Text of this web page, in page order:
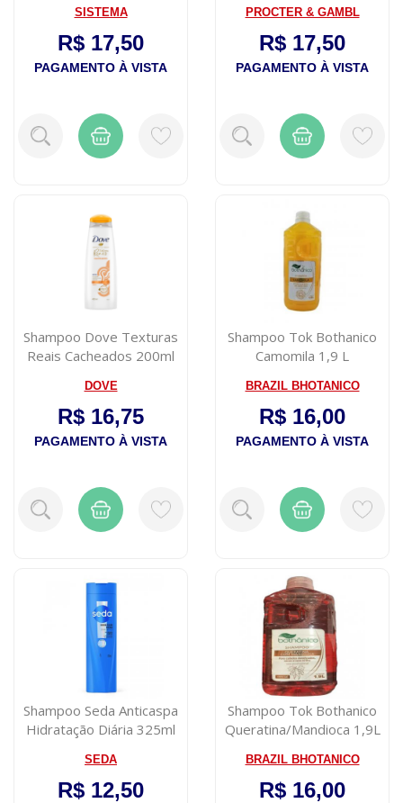
SISTEMA
R$ 17,50
PAGAMENTO À VISTA
PROCTER & GAMBL
R$ 17,50
PAGAMENTO À VISTA
Shampoo Dove Texturas
Reais Cacheados 200ml
DOVE
R$ 16,75
PAGAMENTO À VISTA
Shampoo Tok Bothanico
Camomila 1,9 L
BRAZIL BHOTANICO
R$ 16,00
PAGAMENTO À VISTA
Shampoo Seda Anticaspa
Hidratação Diária 325ml
SEDA
R$ 12,50
Shampoo Tok Bothanico
Queratina/Mandioca 1,9L
BRAZIL BHOTANICO
R$ 16,00